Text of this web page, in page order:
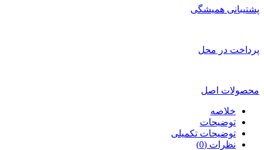
پشتیبانی همیشگی
پرداخت در محل
محصولات اصل
خلاصه
توضیحات
توضیحات تکمیلی
نظرات (0)